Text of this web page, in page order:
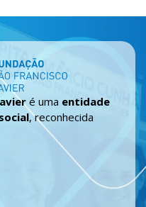
é uma entidade
, reconhecida